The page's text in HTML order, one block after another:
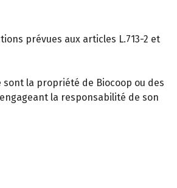
prévues aux articles L.713-2 et
la propriété de Biocoop ou des
la responsabilité de son